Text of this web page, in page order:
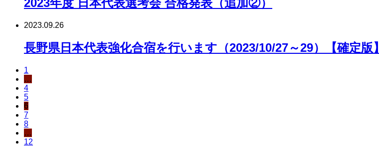
2023年度 日本代表選考会 合格発表（追加②）
2023.09.26
長野県日本代表強化合宿を行います（2023/10/27～29）【確定版】
1
…
4
5
6
7
8
…
12